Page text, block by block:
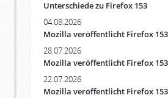
Unterschiede zu Firefox 153
04.08.2026
Mozilla veröffentlicht Firefox
28.07.2026
Mozilla veröffentlicht Firefox
22.07.2026
Mozilla veröffentlicht Firefox